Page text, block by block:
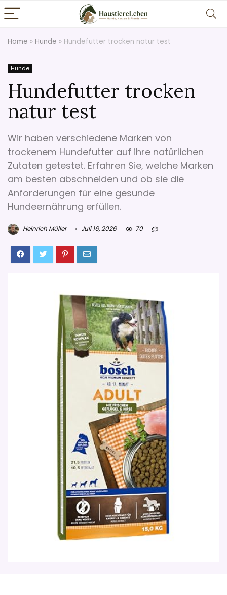
Home » Hunde » Hundefutter trocken natur test
Hunde
Hundefutter trocken
natur test
Wir haben verschiedene Marken von
trockenem Hundefutter auf ihre natürlichen
Zutaten getestet. Erfahren Sie, welche Marken
am besten abschneiden und ob sie die
Anforderungen für eine gesunde
Hundeernährung erfüllen.
Heinrich Müller Juli 16, 2026 70